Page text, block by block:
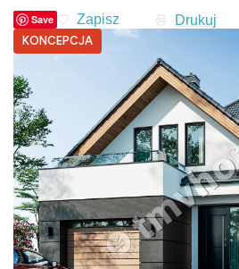
Save Drukuj
KONCEPCJA